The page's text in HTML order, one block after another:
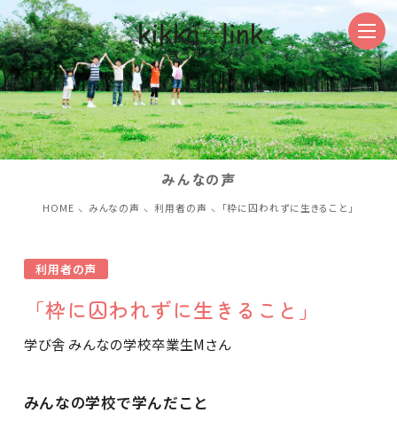
みんなの声
HOME みんなの声 利用者の声 「枠に囚われずに生きること」
利用者の声
「枠に囚われずに生きること」
学び舎 みんなの学校卒業生Mさん
みんなの学校で学んだこと